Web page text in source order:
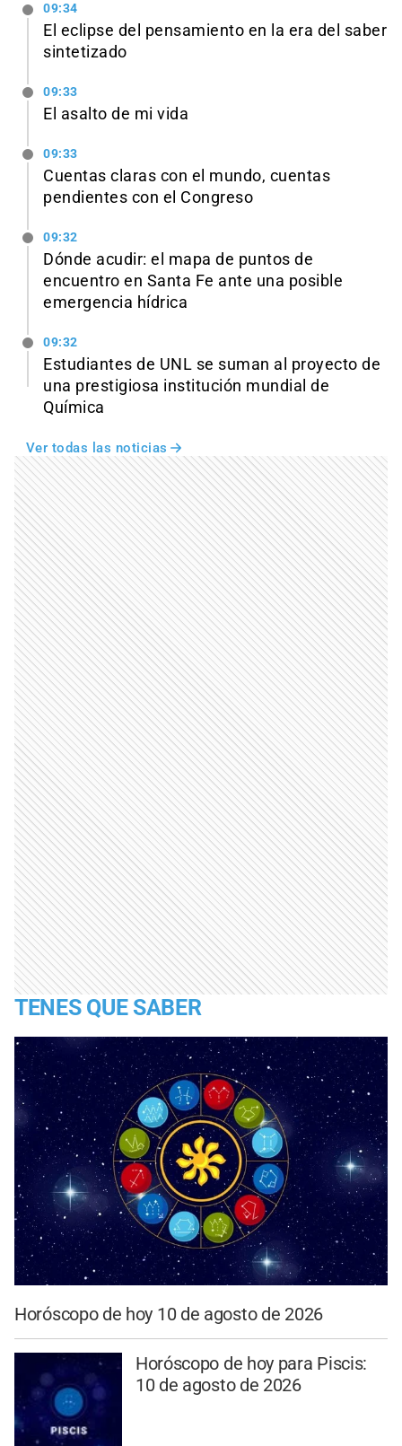
09:34
El eclipse del pensamiento en la era del saber
sintetizado
09:33
El asalto de mi vida
09:33
Cuentas claras con el mundo, cuentas
pendientes con el Congreso
09:32
Dónde acudir: el mapa de puntos de
encuentro en Santa Fe ante una posible
emergencia hídrica
09:32
Estudiantes de UNL se suman al proyecto de
una prestigiosa institución mundial de
Química
Ver todas las noticias
TENES QUE SABER
Horóscopo de hoy 10 de agosto de 2026
Horóscopo de hoy para Piscis:
10 de agosto de 2026